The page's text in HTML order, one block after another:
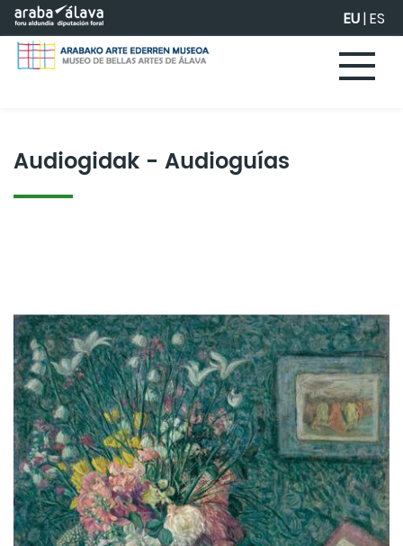
Eduki nagusira joan EU|ES
Audiogidak - Audioguías